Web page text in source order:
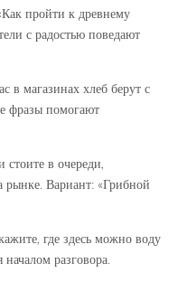
пройти к древнему
с радостью поведают
в магазинах хлеб берут с
фразы помогают
стоите в очереди,
Вариант: «Грибной
где здесь можно воду
разговора.